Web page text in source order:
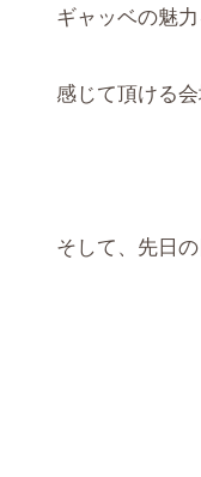
ギャッベの魅
感じて頂ける
そして、先日